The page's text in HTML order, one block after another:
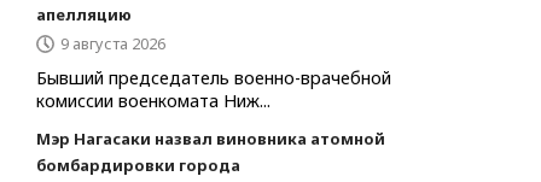
апелляцию
9 августа 2026
Бывший председатель военно-врачебной
комиссии военкомата Ниж...
Мэр Нагасаки назвал виновника атомной
бомбардировки города